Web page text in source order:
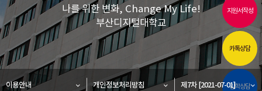
나를 위한 변화, Change My Life!
부산디지털대학교
이용안내 개인정보처리방침 제7차 [2021-07-01]
지원서작성
카톡상담
입학상담